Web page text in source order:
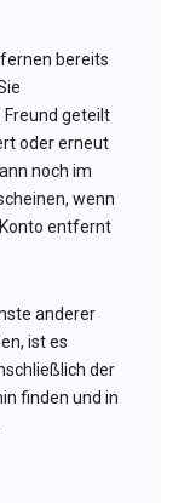
bereits
Freund geteilt
oder erneut
noch im
wenn
entfernt
anderer
ist es
der
finden und in